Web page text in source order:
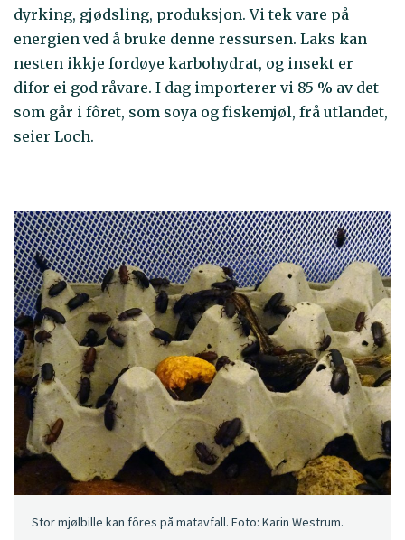
dyrking, gjødsling, produksjon. Vi tek vare på
energien ved å bruke denne ressursen. Laks kan
nesten ikkje fordøye karbohydrat, og insekt er
difor ei god råvare. I dag importerer vi 85 % av det
som går i fôret, som soya og fiskemjøl, frå utlandet,
seier Loch.
Stor mjølbille kan fôres på matavfall. Foto: Karin Westrum.